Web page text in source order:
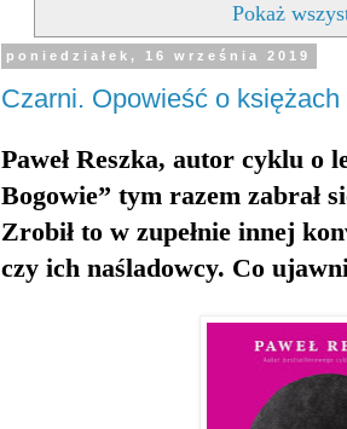
Pokaż
poniedziałek, 16 września 2019
Czarni. Opowieść o
Paweł Reszka, autor cyklu o
Bogowie” tym razem zabrał
Zrobił to w zupełnie innej
czy ich naśladowcy. Co